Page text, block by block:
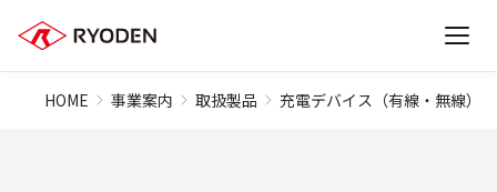
HOME 事業案内 取扱製品 充電デバイス（有線・無線）